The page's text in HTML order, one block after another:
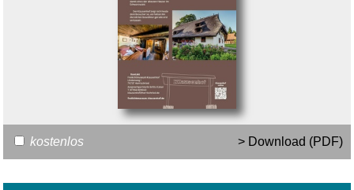
kostenlos > Download (PDF)